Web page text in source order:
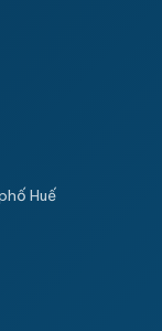
Huế